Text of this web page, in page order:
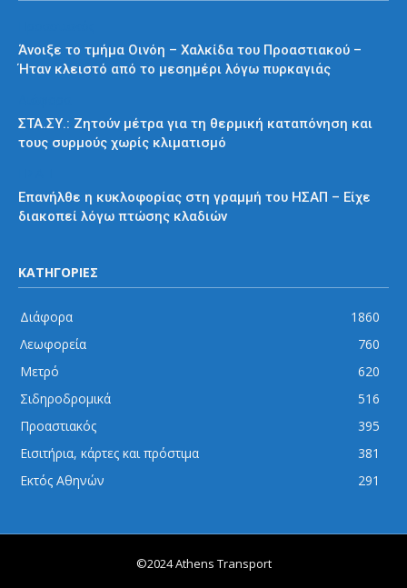
Άνοιξε το τμήμα Οινόη – Χαλκίδα του Προαστιακού –
Ήταν κλειστό από το μεσημέρι λόγω πυρκαγιάς
ΣΤΑ.ΣΥ.: Ζητούν μέτρα για τη θερμική καταπόνηση και
τους συρμούς χωρίς κλιματισμό
Επανήλθε η κυκλοφορίας στη γραμμή του ΗΣΑΠ – Είχε
διακοπεί λόγω πτώσης κλαδιών
ΚΑΤΗΓΟΡΙΕΣ
Διάφορα
1860
Λεωφορεία
760
Μετρό
620
Σιδηροδρομικά
516
Προαστιακός
395
Εισιτήρια, κάρτες και πρόστιμα
381
Εκτός Αθηνών
291
©2024 Athens Transport